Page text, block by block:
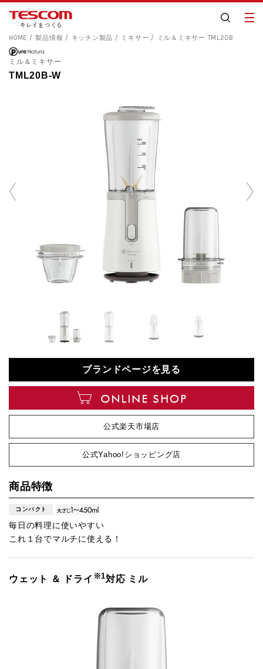
HOME 製品情報 キッチン製品 ミキサー ミル＆ミキサー TML20B
ミル＆ミキサー
TML20B-W
ブランドページを見る
公式楽天市場店
公式Yahoo!ショッピング店
商品特徴
毎日の料理に使いやすい
これ１台でマルチに使える！
ウェット ＆ ドライ ※1対応 ミル